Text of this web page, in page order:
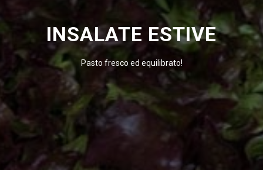
INSALATE ESTIVE
Pasto fresco ed equilibrato!